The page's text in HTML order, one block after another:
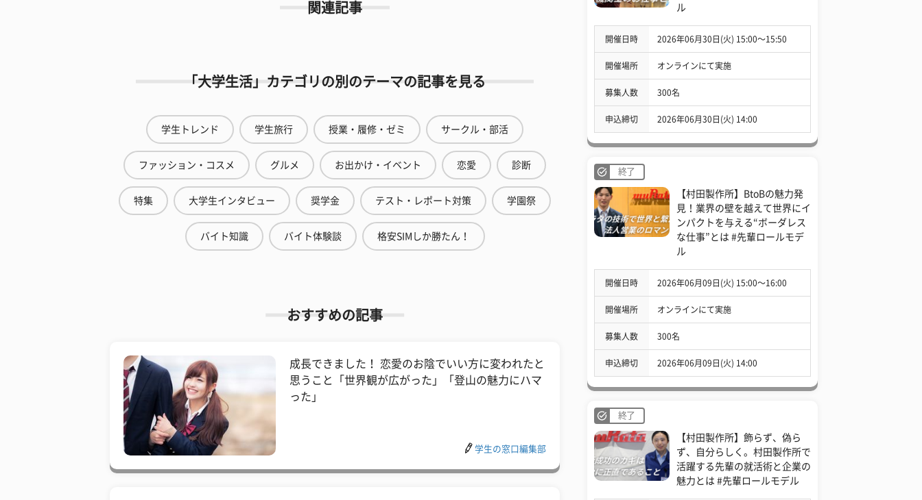
関連記事
「大学生活」カテゴリの別のテーマの記事を見る
学生トレンド 学生旅行 授業・履修・ゼミ サークル・部活
ファッション・コスメ グルメ お出かけ・イベント 恋愛 診断
特集 大学生インタビュー 奨学金 テスト・レポート対策 学園祭
バイト知識 バイト体験談 格安SIMしか勝たん！
おすすめの記事
成長できました！ 恋愛のお陰でいい方に変われたと
思うこと「世界観が広がった」「登山の魅力にハマ
った」
学生の窓口編集部
ル
開催日時 2026年06月30日(火) 15:00〜15:50
開催場所 オンラインにて実施
募集人数 300名
申込締切 2026年06月30日(火) 14:00
終了
【村田製作所】BtoBの魅力発
見！業界の壁を越えて世界にイ
ンパクトを与える“ボーダレス
な仕事”とは #先輩ロールモデ
ル
開催日時 2026年06月09日(火) 15:00〜16:00
開催場所 オンラインにて実施
募集人数 300名
申込締切 2026年06月09日(火) 14:00
終了
【村田製作所】飾らず、偽ら
ず、自分らしく。村田製作所で
活躍する先輩の就活術と企業の
魅力とは #先輩ロールモデル